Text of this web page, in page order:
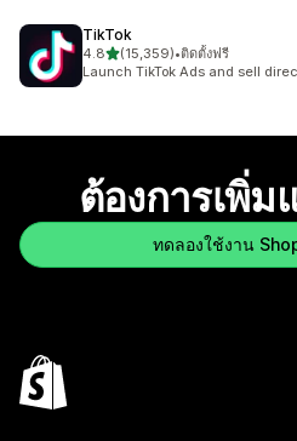
TikTok
4.8เต็ม 5 ดาว
(15,359)
ทั้งหมด 15359 รีวิว
•ติดตั้งฟรี
Launch TikTok Ads and sell
ต้องการเพิ่ม
ทดลองใช้งาน